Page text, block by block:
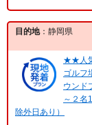
目的地：静岡県
★★人
ゴル
ウン
～２名
除外日あり）